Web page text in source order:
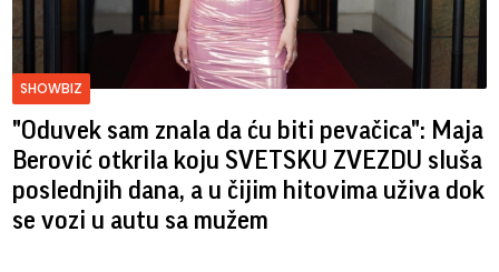
SHOWBIZ
"Oduvek sam znala da ću biti pevačica": Maja
Berović otkrila koju SVETSKU ZVEZDU sluša
poslednjih dana, a u čijim hitovima uživa dok
se vozi u autu sa mužem